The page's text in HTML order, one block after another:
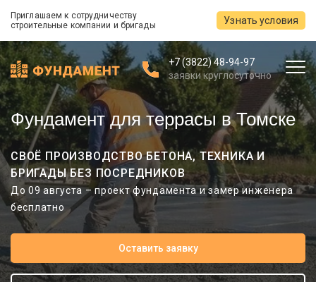
Приглашаем к сотрудничеству
строительные компании и бригады
Узнать условия
+7 (3822) 48-94-97
заявки круглосуточно
Фундамент для террасы в Томске
СВОЁ ПРОИЗВОДСТВО БЕТОНА, ТЕХНИКА И
БРИГАДЫ БЕЗ ПОСРЕДНИКОВ
До 09 августа – проект фундамента и замер инженера
бесплатно
Оставить заявку